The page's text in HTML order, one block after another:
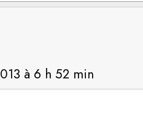
à 6 h 52 min